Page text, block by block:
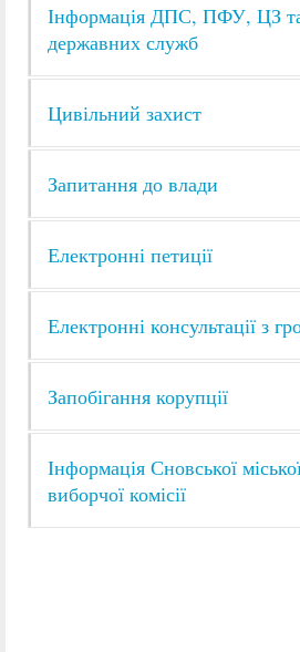
Інформація ДПС, ПФУ, ЦЗ
державних служб
Цивільний захист
Запитання до влади
Електронні петиції
Електронні консультації з
Запобігання корупції
Інформація Сновської
виборчої комісії